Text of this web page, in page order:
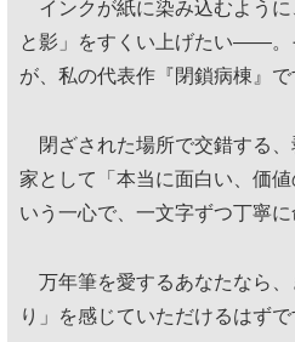
インクが紙に染み込むよう
と影」をすくい上げたい——。
が、私の代表作『閉鎖病棟』で
閉ざされた場所で交錯する
家として「本当に面白い、価
いう一心で、一文字ずつ丁寧に
万年筆を愛するあなたなら、
り」を感じていただけるはずで